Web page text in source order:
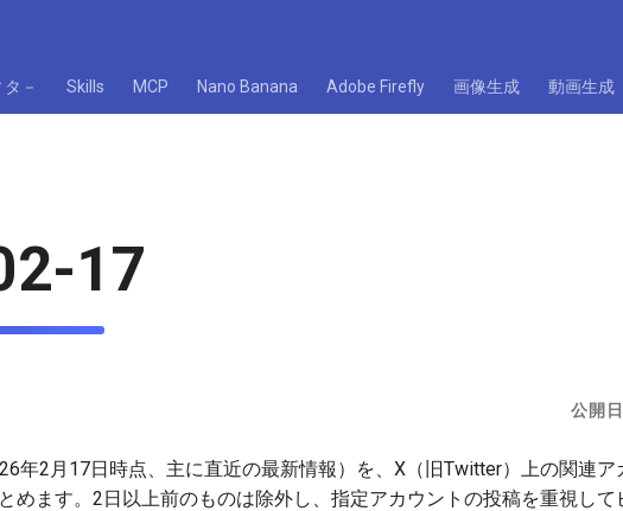
－ Skills MCP Nano Banana Adobe Firefly 画像生成 動画生成
17
公開日
年2月17日時点、主に直近の最新情報）を、X（旧Twitter）上の関連ア
めます。2日以上前のものは除外し、指定アカウントの投稿を重視して